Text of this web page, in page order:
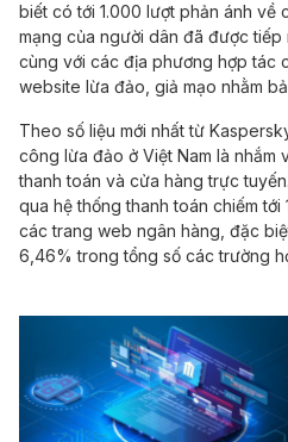
biết có tới 1.000 lượt phản ánh về
mạng của người dân đã được
cùng với các địa phương hợp tác
website lừa đảo, giả mạo nhằm
Theo số liệu mới nhất từ
công lừa đảo ở Việt Nam là nhắm
thanh toán và cửa hàng trực
qua hệ thống thanh toán chiếm
các trang web ngân hàng, đặc
6,46% trong tổng số các trường